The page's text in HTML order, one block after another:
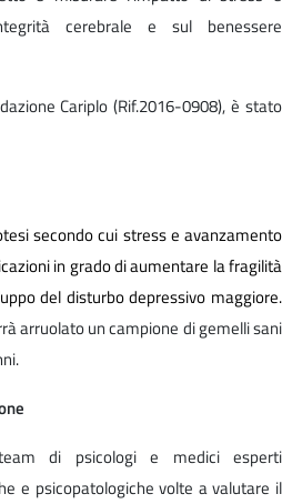
cerebrale e sul benessere
Cariplo (Rif.2016-0908), è stato
secondo cui stress e avanzamento
in grado di aumentare la fragilità
del disturbo depressivo maggiore.
arruolato un campione di gemelli sani
di psicologi e medici esperti
e psicopatologiche volte a valutare il